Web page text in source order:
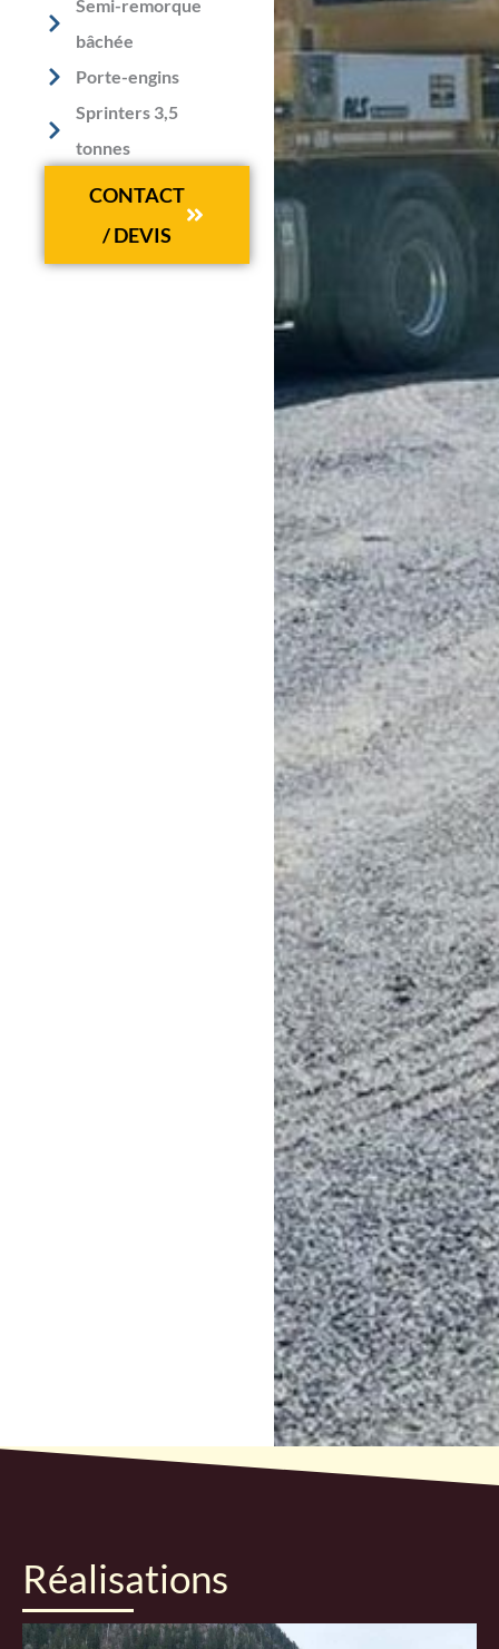
Semi-remorque
bâchée
Porte-engins
Sprinters 3,5
tonnes
CONTACT
/ DEVIS
Réalisations